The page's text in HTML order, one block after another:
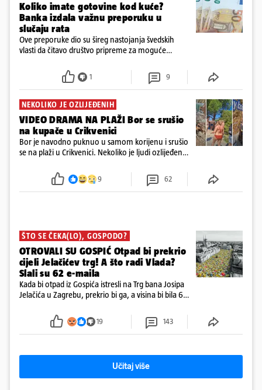
Koliko imate gotovine kod kuće?
Banka izdala važnu preporuku u
slučaju rata
Ove preporuke dio su šireg nastojanja švedskih
vlasti da čitavo društvo pripreme za moguće
1 9
NEKOLIKO JE OZLIJEĐENIH
VIDEO DRAMA NA PLAŽI Bor se srušio
na kupače u Crikvenici
Bor je navodno puknuo u samom korijenu i srušio
se na plaži u Crikvenici. Nekoliko je ljudi ozlijeđeno,
9 62
ŠTO SE ČEKA(LO), GOSPODO?
OTROVALI SU GOSPIĆ Otpad bi prekrio
cijeli Jelačićev trg! A što radi Vlada?
Slali su 62 e-maila
Kada bi otpad iz Gospića istresli na Trg bana Josipa
Jelačića u Zagrebu, prekrio bi ga, a visina bi bila 6
Kada bi slagali jednu na drugu, visina bi bila kao
2600 katedrala
19 143
Učitaj više